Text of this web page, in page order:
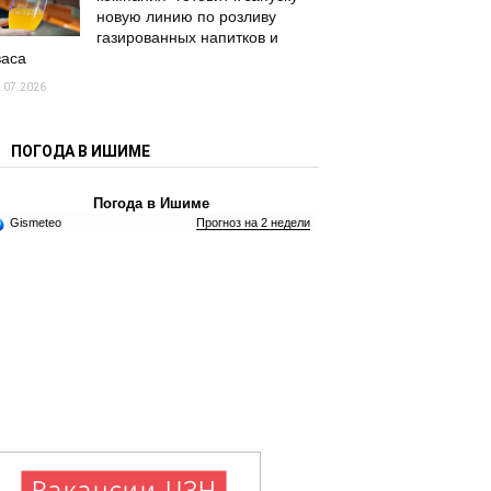
новую линию по розливу
газированных напитков и
ПОГОДА В ИШИМЕ
Погода в Ишиме
Gismeteo Прогноз на 2 недели